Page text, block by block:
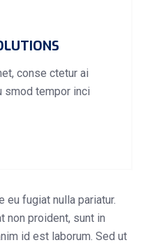
conse ctetur ai
smod tempor inci
fugiat nulla pariatur.
non proident, sunt in
id est laborum. Sed ut